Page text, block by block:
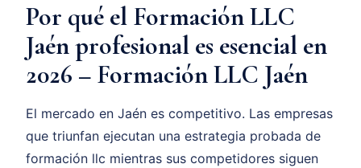
Por qué el Formación LLC
Jaén profesional es esencial en
2026 – Formación LLC Jaén
El mercado en Jaén es competitivo. Las empresas
que triunfan ejecutan una estrategia probada de
formación llc mientras sus competidores siguen